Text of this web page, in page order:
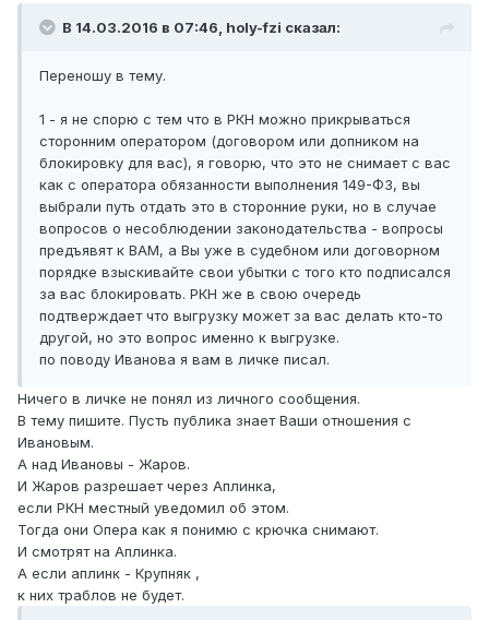
В 14.03.2016 в 07:46, holy-fzi сказал:
Переношу в тему.
1 - я не спорю с тем что в РКН можно прикрываться
сторонним оператором (договором или допником на
блокировку для вас), я говорю, что это не снимает с вас
как с оператора обязанности выполнения 149-ФЗ, вы
выбрали путь отдать это в сторонние руки, но в случае
вопросов о несоблюдении законодательства - вопросы
предъявят к ВАМ, а Вы уже в судебном или договорном
порядке взыскивайте свои убытки с того кто подписался
за вас блокировать. РКН же в свою очередь
подтверждает что выгрузку может за вас делать кто-то
другой, но это вопрос именно к выгрузке.
по поводу Иванова я вам в личке писал.
Ничего в личке не понял из личного сообщения.
В тему пишите. Пусть публика знает Ваши отношения с
Ивановым.
А над Ивановы - Жаров.
И Жаров разрешает через Аплинка,
если РКН местный уведомил об этом.
Тогда они Опера как я понимю с крючка снимают.
И смотрят на Аплинка.
А если аплинк - Крупняк ,
к них траблов не будет.